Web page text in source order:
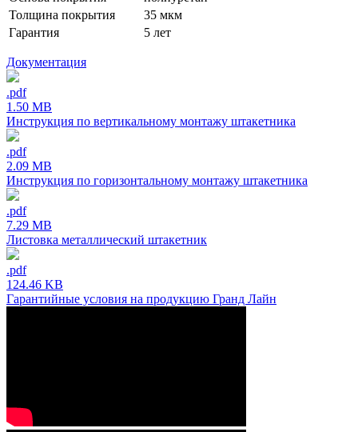
Толщина покрытия
35 мкм
Гарантия
5 лет
Документация
.pdf
1.50 MB
Инструкция по вертикальному монтажу штакетника
.pdf
2.09 MB
Инструкция по горизонтальному монтажу штакетника
.pdf
7.29 MB
Листовка металлический штакетник
.pdf
124.46 KB
Гарантийные условия на продукцию Гранд Лайн